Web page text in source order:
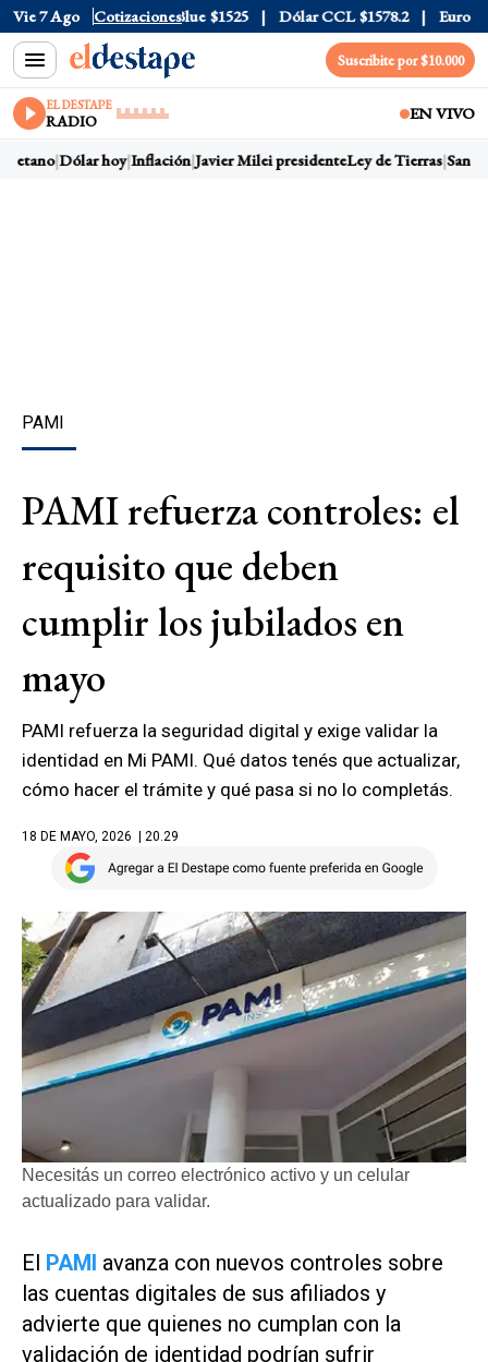
Vie 7 Ago Cotizaciones
$1976 Dólar Blue $1525 Dólar CCL $1578.2 Euro
Suscribite por $10.000
EL DESTAPE
RADIO EN VIVO
Dólar hoy Inflación Javier Milei presidenteLey de Tierras San
PAMI
PAMI refuerza controles: el
requisito que deben
cumplir los jubilados en
mayo
PAMI refuerza la seguridad digital y exige validar la
identidad en Mi PAMI. Qué datos tenés que actualizar,
cómo hacer el trámite y qué pasa si no lo completás.
18 DE MAYO, 2026 | 20.29
Necesitás un correo electrónico activo y un celular
actualizado para validar.
El PAMI avanza con nuevos controles sobre
las cuentas digitales de sus afiliados y
advierte que quienes no cumplan con la
validación de identidad podrían sufrir